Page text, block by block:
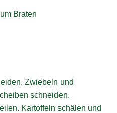
Braten
Zwiebeln und
schneiden.
Kartoffeln schälen und